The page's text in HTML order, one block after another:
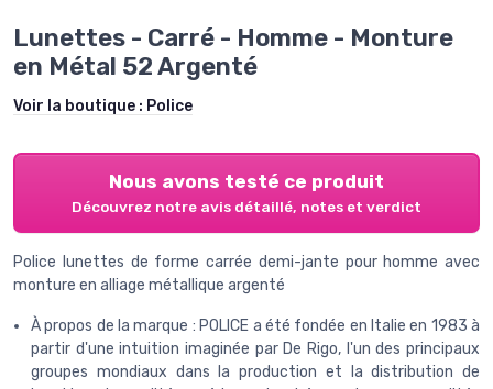
Lunettes - Carré - Homme - Monture
en Métal 52 Argenté
Voir la boutique : Police
Nous avons testé ce produit
Découvrez notre avis détaillé, notes et verdict
Police lunettes de forme carrée demi-jante pour homme avec
monture en alliage métallique argenté
À propos de la marque : POLICE a été fondée en Italie en 1983 à
partir d'une intuition imaginée par De Rigo, l'un des principaux
groupes mondiaux dans la production et la distribution de